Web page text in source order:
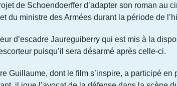
de Schoendoerffer d’adapter son roman au
du ministre des Armées durant la période de
d’escadre Jaureguiberry qui est mis à la
puisqu’il sera désarmé après celle-ci.
Guillaume, dont le film s’inspire, a participé